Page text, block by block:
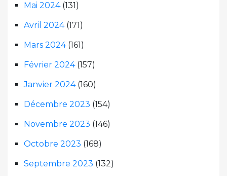
Mai 2024(131)
Avril 2024(171)
Mars 2024(161)
Février 2024(157)
Janvier 2024(160)
Décembre 2023 (154)
Novembre 2023 (146)
Octobre 2023 (168)
Septembre 2023 (132)